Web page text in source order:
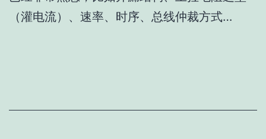
（灌电流）、速率、时序、总线仲裁方式…